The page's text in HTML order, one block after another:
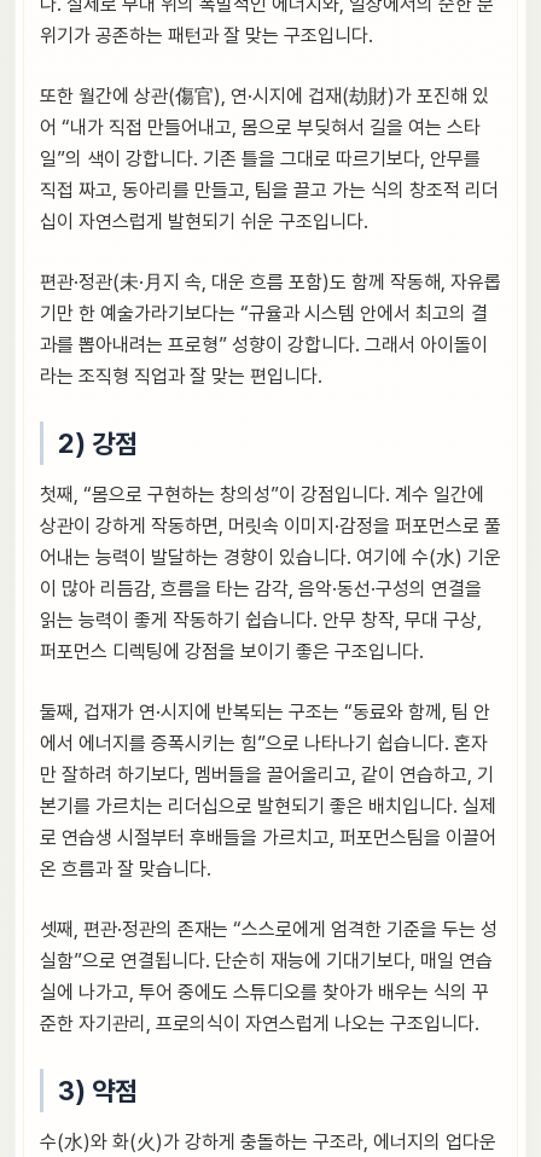
위기가 공존하는 패턴과 잘 맞는 구조입니다.
또한 월간에 상관(傷官), 연·시지에 겁재(劫財)가 포진해 있
어 “내가 직접 만들어내고, 몸으로 부딪혀서 길을 여는 스타
일”의 색이 강합니다. 기존 틀을 그대로 따르기보다, 안무를
직접 짜고, 동아리를 만들고, 팀을 끌고 가는 식의 창조적 리더
십이 자연스럽게 발현되기 쉬운 구조입니다.
편관·정관(未·月지 속, 대운 흐름 포함)도 함께 작동해, 자유롭
기만 한 예술가라기보다는 “규율과 시스템 안에서 최고의 결
과를 뽑아내려는 프로형” 성향이 강합니다. 그래서 아이돌이
라는 조직형 직업과 잘 맞는 편입니다.
2) 강점
첫째, “몸으로 구현하는 창의성”이 강점입니다. 계수 일간에
상관이 강하게 작동하면, 머릿속 이미지·감정을 퍼포먼스로 풀
어내는 능력이 발달하는 경향이 있습니다. 여기에 수(水) 기운
이 많아 리듬감, 흐름을 타는 감각, 음악·동선·구성의 연결을
읽는 능력이 좋게 작동하기 쉽습니다. 안무 창작, 무대 구상,
퍼포먼스 디렉팅에 강점을 보이기 좋은 구조입니다.
둘째, 겁재가 연·시지에 반복되는 구조는 “동료와 함께, 팀 안
에서 에너지를 증폭시키는 힘”으로 나타나기 쉽습니다. 혼자
만 잘하려 하기보다, 멤버들을 끌어올리고, 같이 연습하고, 기
본기를 가르치는 리더십으로 발현되기 좋은 배치입니다. 실제
로 연습생 시절부터 후배들을 가르치고, 퍼포먼스팀을 이끌어
온 흐름과 잘 맞습니다.
셋째, 편관·정관의 존재는 “스스로에게 엄격한 기준을 두는 성
실함”으로 연결됩니다. 단순히 재능에 기대기보다, 매일 연습
실에 나가고, 투어 중에도 스튜디오를 찾아가 배우는 식의 꾸
준한 자기관리, 프로의식이 자연스럽게 나오는 구조입니다.
3) 약점
수(水)와 화(火)가 강하게 충돌하는 구조라, 에너지의 업다운